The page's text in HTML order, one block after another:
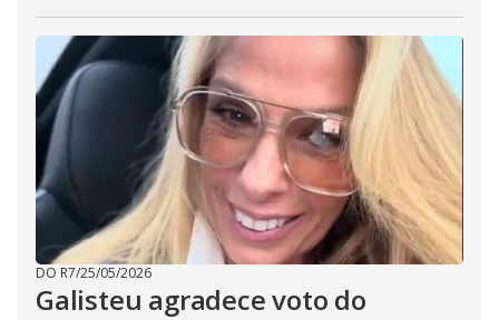
DO R7/25/05/2026
Galisteu agradece voto do